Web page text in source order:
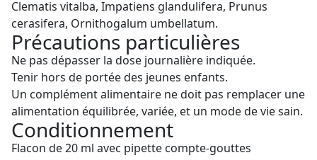
Clematis vitalba, Impatiens glandulifera, Prunus
cerasifera, Ornithogalum umbellatum.
Précautions particulières
Ne pas dépasser la dose journalière indiquée.
Tenir hors de portée des jeunes enfants.
Un complément alimentaire ne doit pas remplacer une
alimentation équilibrée, variée, et un mode de vie sain.
Conditionnement
Flacon de 20 ml avec pipette compte-gouttes